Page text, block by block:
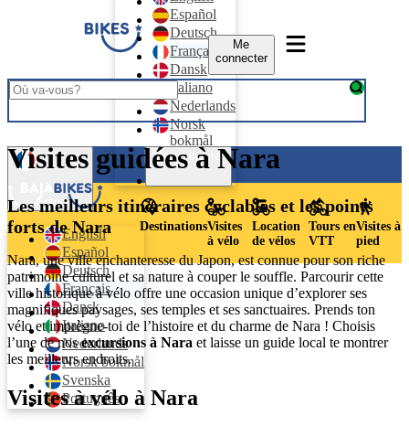
Español
Deutsch
Français
Dansk
Italiano
Nederlands
Norsk
bokmål
Svenska
Me
connecter
Français
English
Español
Deutsch
Français
Dansk
Italiano
Nederlands
Norsk bokmål
Svenska
Português
Me connecter
DestinationsVisites
à vélo
Location
de vélos
Tours en
VTT
Visites à
pied
Visites guidées à Nara
Les meilleurs itinéraires cyclables et les points
forts de Nara
Nara, une ville enchanteresse du Japon, est connue pour son riche
patrimoine culturel et sa nature à couper le souffle. Parcourir cette
ville historique à vélo offre une occasion unique d’explorer ses
magnifiques paysages, ses temples et ses sanctuaires. Prends ton
vélo et imprègne-toi de l’histoire et du charme de Nara ! Choisis
l’une de nosexcursions à Nara et laisse un guide local te montrer
les meilleurs endroits.
Visites à vélo à Nara